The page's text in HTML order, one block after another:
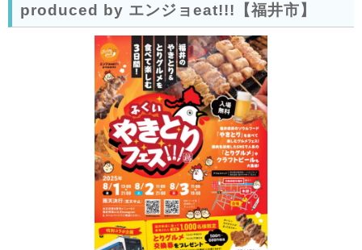
produced by エンジョeat!!!【福井市】